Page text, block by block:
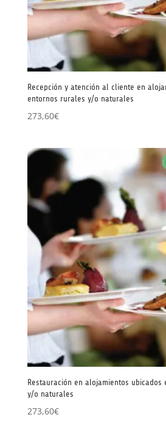
Recepción y atención al cliente en
entornos rurales y/o naturales
273,60€
Restauración en alojamientos
y/o naturales
273,60€